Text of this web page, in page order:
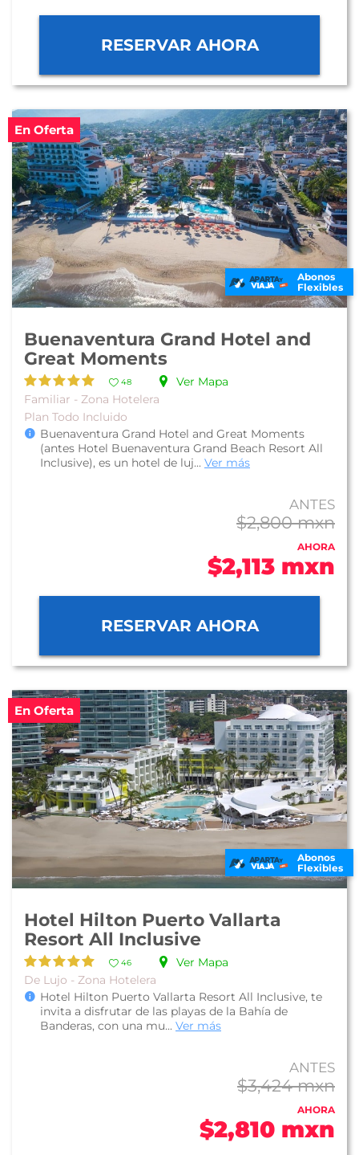
RESERVAR AHORA
En Oferta
Abonos
Flexibles
Buenaventura Grand Hotel and
Great Moments
48
Ver Mapa
Familiar - Zona Hotelera
Plan Todo Incluido
Buenaventura Grand Hotel and Great Moments
(antes Hotel Buenaventura Grand Beach Resort All
Inclusive), es un hotel de luj... Ver más
ANTES
$2,800 mxn
AHORA
$2,113 mxn
RESERVAR AHORA
En Oferta
Abonos
Flexibles
Hotel Hilton Puerto Vallarta
Resort All Inclusive
46
Ver Mapa
De Lujo - Zona Hotelera
Hotel Hilton Puerto Vallarta Resort All Inclusive, te
invita a disfrutar de las playas de la Bahía de
Banderas, con una mu... Ver más
ANTES
$3,424 mxn
AHORA
$2,810 mxn